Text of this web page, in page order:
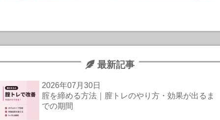
最新記事
2026年07月30日
腟を締める方法｜膣トレのやり方・効果が出るま
での期間